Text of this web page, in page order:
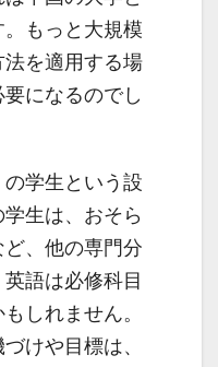
もっと大規模
を適用する場
になるのでし
学生という設
生は、おそら
、他の専門分
語は必修科目
しれません。
けや目標は、